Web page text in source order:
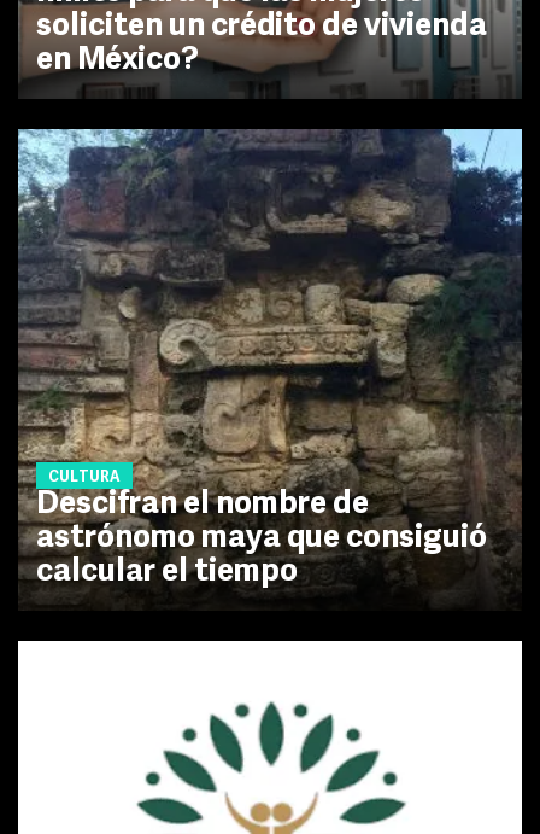
soliciten un crédito de vivienda
en México?
CULTURA
Descifran el nombre de
astrónomo maya que consiguió
calcular el tiempo